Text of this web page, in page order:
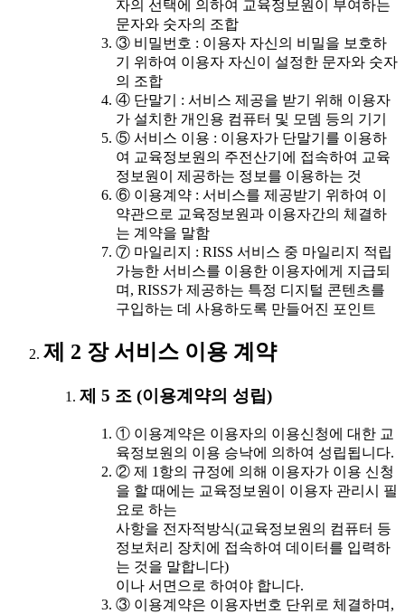
자의 선택에 의하여 교육정보원이 부여하는
문자와 숫자의 조합
③ 비밀번호 : 이용자 자신의 비밀을 보호하
기 위하여 이용자 자신이 설정한 문자와 숫자
의 조합
④ 단말기 : 서비스 제공을 받기 위해 이용자
가 설치한 개인용 컴퓨터 및 모뎀 등의 기기
⑤ 서비스 이용 : 이용자가 단말기를 이용하
여 교육정보원의 주전산기에 접속하여 교육
정보원이 제공하는 정보를 이용하는 것
⑥ 이용계약 : 서비스를 제공받기 위하여 이
약관으로 교육정보원과 이용자간의 체결하
는 계약을 말함
⑦ 마일리지 : RISS 서비스 중 마일리지 적립
가능한 서비스를 이용한 이용자에게 지급되
며, RISS가 제공하는 특정 디지털 콘텐츠를
구입하는 데 사용하도록 만들어진 포인트
제 2 장 서비스 이용 계약
제 5 조 (이용계약의 성립)
① 이용계약은 이용자의 이용신청에 대한 교
육정보원의 이용 승낙에 의하여 성립됩니다.
② 제 1항의 규정에 의해 이용자가 이용 신청
을 할 때에는 교육정보원이 이용자 관리시 필
요로 하는
사항을 전자적방식(교육정보원의 컴퓨터 등
정보처리 장치에 접속하여 데이터를 입력하
는 것을 말합니다)
이나 서면으로 하여야 합니다.
③ 이용계약은 이용자번호 단위로 체결하며,